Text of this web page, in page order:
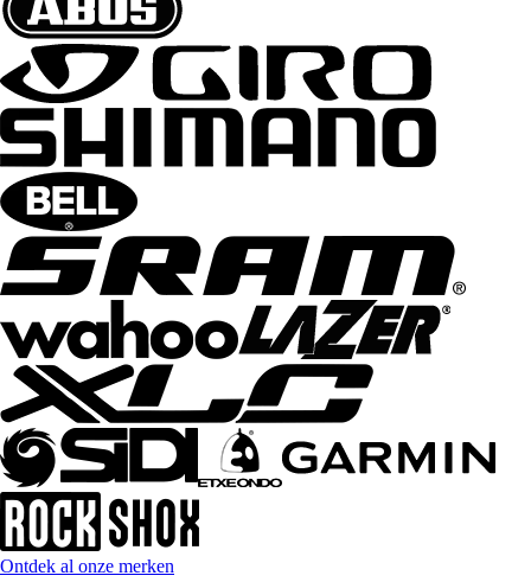
Ontdek al onze merken